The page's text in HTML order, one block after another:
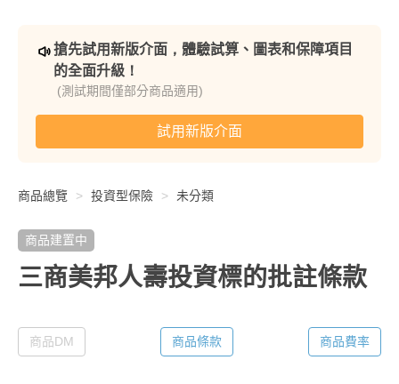
搶先試用新版介面，體驗試算、圖表和保障項目
的全面升級！
(測試期間僅部分商品適用)
試用新版介面
商品總覽 投資型保險 未分類
商品建置中
三商美邦人壽投資標的批註條款
商品DM 商品條款 商品費率